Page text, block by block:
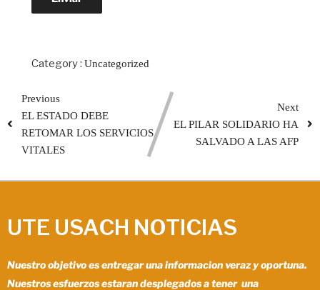
Category : Uncategorized
Previous
EL ESTADO DEBE
RETOMAR LOS SERVICIOS
VITALES
Next
EL PILAR SOLIDARIO HA
SALVADO A LAS AFP
UTE USACH NOTICIAS
Nuestro objetivo es entregar una informacion veraz y oportuna.
Nuestros esfuerzos estaran desplegados a tener una